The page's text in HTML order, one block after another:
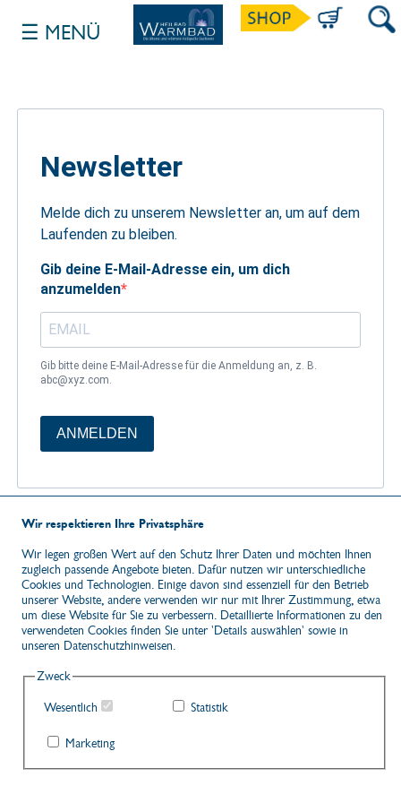
Wir respektieren Ihre Privatsphäre
Wir legen großen Wert auf den Schutz Ihrer Daten und möchten Ihnen
zugleich passende Angebote bieten. Dafür nutzen wir unterschiedliche
Cookies und Technologien. Einige davon sind essenziell für den Betrieb
unserer Website, andere verwenden wir nur mit Ihrer Zustimmung, etwa
um diese Website für Sie zu verbessern. Detaillierte Informationen zu den
verwendeten Cookies finden Sie unter 'Details auswählen' sowie in
unseren Datenschutzhinweisen.
Zweck
Wesentlich Statistik
Marketing
☰ MENÜ
Newsletter
Melde dich zu unserem Newsletter an, um auf dem
Laufenden zu bleiben.
Gib deine E-Mail-Adresse ein, um dich
anzumelden
Gib bitte deine E-Mail-Adresse für die Anmeldung an, z. B.
abc@xyz.com.
ANMELDEN
© Kur- und Gesundheitszentrum Warmbad Wolkenstein GmbH
Am Kurpark 3 · D-09429 Wolkenstein / OT Warmbad
Tel. 037369 151-15 · Fax 037369 151-17 ·
Kontakt
Newsletter
Impressum